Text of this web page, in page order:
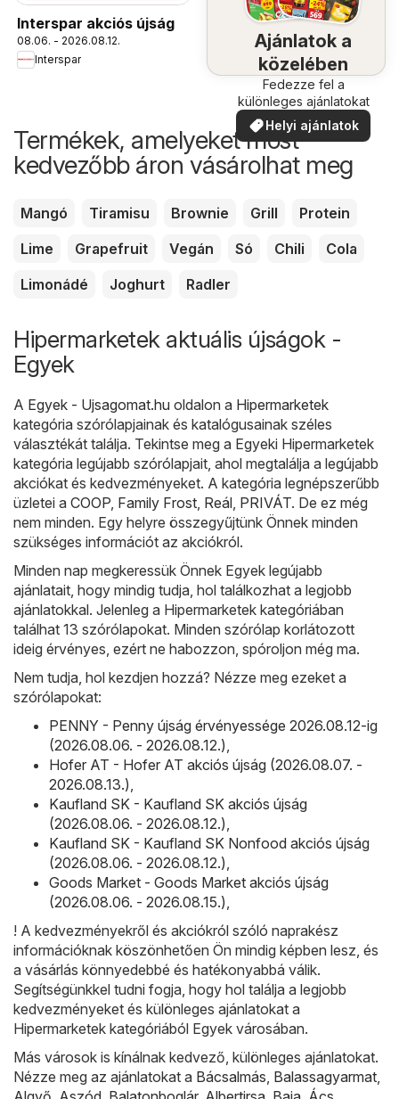
Interspar akciós újság
08.06. - 2026.08.12.
Interspar
Ajánlatok a
közelében
Fedezze fel a
különleges ajánlatokat
Helyi ajánlatok
Termékek, amelyeket most
kedvezőbb áron vásárolhat meg
Mangó Tiramisu Brownie Grill
Protein
Lime
Grapefruit Vegán Só Chili
Cola
Limonádé
Joghurt Radler
Hipermarketek aktuális újságok -
Egyek
A Egyek - Ujsagomat.hu oldalon a Hipermarketek
kategória szórólapjainak és katalógusainak széles
választékát találja. Tekintse meg a Egyeki Hipermarketek
kategória legújabb szórólapjait, ahol megtalálja a legújabb
akciókat és kedvezményeket. A kategória legnépszerűbb
üzletei a COOP Family Frost Reál PRIVÁT. De ez még
nem minden. Egy helyre összegyűjtünk Önnek minden
szükséges információt az akciókról.
Minden nap megkeressük Önnek Egyek legújabb
ajánlatait, hogy mindig tudja, hol találkozhat a legjobb
ajánlatokkal. Jelenleg a Hipermarketek kategóriában
találhat 13 szórólapokat. Minden szórólap korlátozott
ideig érvényes, ezért ne habozzon, spóroljon még ma.
Nem tudja, hol kezdjen hozzá? Nézze meg ezeket a
szórólapokat:
PENNY - Penny újság érvényessége 2026.08.12-ig
(2026.08.06. - 2026.08.12.)
Hofer AT - Hofer AT akciós újság (2026.08.07. -
2026.08.13.)
Kaufland SK - Kaufland SK akciós újság
(2026.08.06. - 2026.08.12.)
Kaufland SK - Kaufland SK Nonfood akciós újság
(2026.08.06. - 2026.08.12.)
Goods Market - Goods Market akciós újság
(2026.08.06. - 2026.08.15.)
! A kedvezményekről és akciókról szóló naprakész
információknak köszönhetően Ön mindig képben lesz, és
a vásárlás könnyedebbé és hatékonyabbá válik.
Segítségünkkel tudni fogja, hogy hol találja a legjobb
kedvezményeket és különleges ajánlatokat a
Hipermarketek kategóriából Egyek városában.
Más városok is kínálnak kedvező, különleges ajánlatokat.
Nézze meg az ajánlatokat a Bácsalmás Balassagyarmat